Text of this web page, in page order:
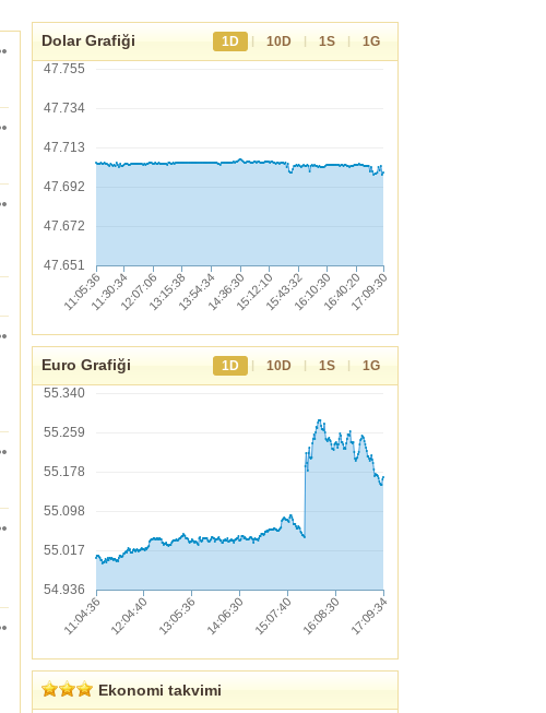
Dolar Grafiği 1D | 10D | 1S |
1G
47.755
47.734
47.713
47.692
47.672
47.651
Euro Grafiği 1D | 10D | 1S |
1G
55.340
55.259
55.178
55.098
55.017
54.936
Ekonomi takvimi